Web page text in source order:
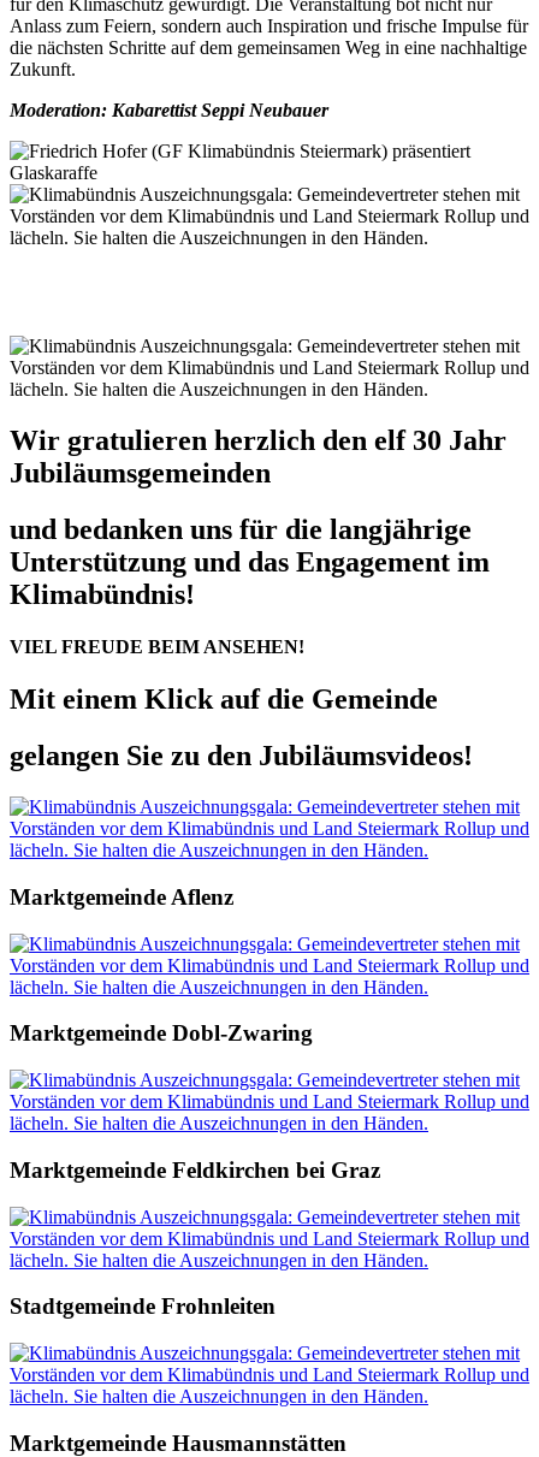
für den Klimaschutz gewürdigt. Die Veranstaltung bot nicht nur
Anlass zum Feiern, sondern auch Inspiration und frische Impulse für
die nächsten Schritte auf dem gemeinsamen Weg in eine nachhaltige
Zukunft.
Moderation: Kabarettist Seppi Neubauer
Wir gratulieren herzlich den elf 30 Jahr
Jubiläumsgemeinden
und bedanken uns für die langjährige
Unterstützung und das Engagement im
Klimabündnis!
VIEL FREUDE BEIM ANSEHEN!
Mit einem Klick auf die Gemeinde
gelangen Sie zu den Jubiläumsvideos!
Marktgemeinde Aflenz
Marktgemeinde Dobl-Zwaring
Marktgemeinde Feldkirchen bei Graz
Stadtgemeinde Frohnleiten
Marktgemeinde Hausmannstätten